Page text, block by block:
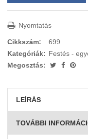
Nyomtatás
Cikkszám:
699
Kategóriák: Festés -
Megosztás:
LEÍRÁS
TOVÁBBI